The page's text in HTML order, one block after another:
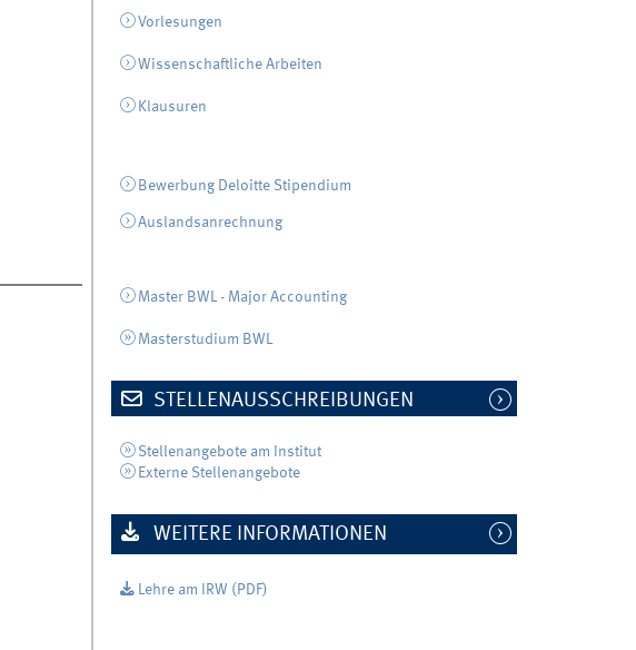
Vorlesungen
Wissenschaftliche Arbeiten
Klausuren
Bewerbung Deloitte Stipendium
Auslandsanrechnung
Master BWL - Major Accounting
Masterstudium BWL
STELLENAUSSCHREIBUNGEN
Stellenangebote am Institut
Externe Stellenangebote
WEITERE INFORMATIONEN
Lehre am IRW (PDF)